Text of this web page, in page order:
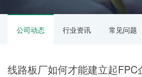
公司动态 行业资讯 常见问题
线路板厂如何才能建立起FPC